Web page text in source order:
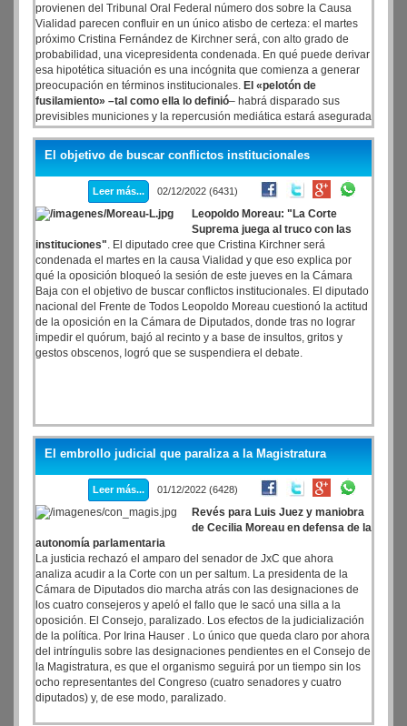
provienen del Tribunal Oral Federal número dos sobre la Causa
Vialidad parecen confluir en un único atisbo de certeza: el martes
próximo Cristina Fernández de Kirchner será, con alto grado de
probabilidad, una vicepresidenta condenada. En qué puede derivar
esa hipotética situación es una incógnita que comienza a generar
preocupación en términos institucionales. El «pelotón de
fusilamiento» –tal como ella lo definió– habrá disparado sus
previsibles municiones y la repercusión mediática estará asegurada
a través de los habituales canales de difusión. La duda que aún
persiste es por cuáles de los delitos que se le imputan será
condenada.
El objetivo de buscar conflictos institucionales
Leer más... 02/12/2022 (6431)
Leopoldo Moreau: "La Corte
Suprema juega al truco con las
instituciones". El diputado cree que Cristina Kirchner será
condenada el martes en la causa Vialidad y que eso explica por
qué la oposición bloqueó la sesión de este jueves en la Cámara
Baja con el objetivo de buscar conflictos institucionales. El diputado
nacional del Frente de Todos Leopoldo Moreau cuestionó la actitud
de la oposición en la Cámara de Diputados, donde tras no lograr
impedir el quórum, bajó al recinto y a base de insultos, gritos y
gestos obscenos, logró que se suspendiera el debate.
El embrollo judicial que paraliza a la Magistratura
Leer más... 01/12/2022 (6428)
Revés para Luis Juez y maniobra
de Cecilia Moreau en defensa de la
autonomía parlamentaria
La justicia rechazó el amparo del senador de JxC que ahora
analiza acudir a la Corte con un per saltum. La presidenta de la
Cámara de Diputados dio marcha atrás con las designaciones de
los cuatro consejeros y apeló el fallo que le sacó una silla a la
oposición. El Consejo, paralizado. Los efectos de la judicialización
de la política. Por Irina Hauser . Lo único que queda claro por ahora
del intríngulis sobre las designaciones pendientes en el Consejo de
la Magistratura, es que el organismo seguirá por un tiempo sin los
ocho representantes del Congreso (cuatro senadores y cuatro
diputados) y, de ese modo, paralizado.